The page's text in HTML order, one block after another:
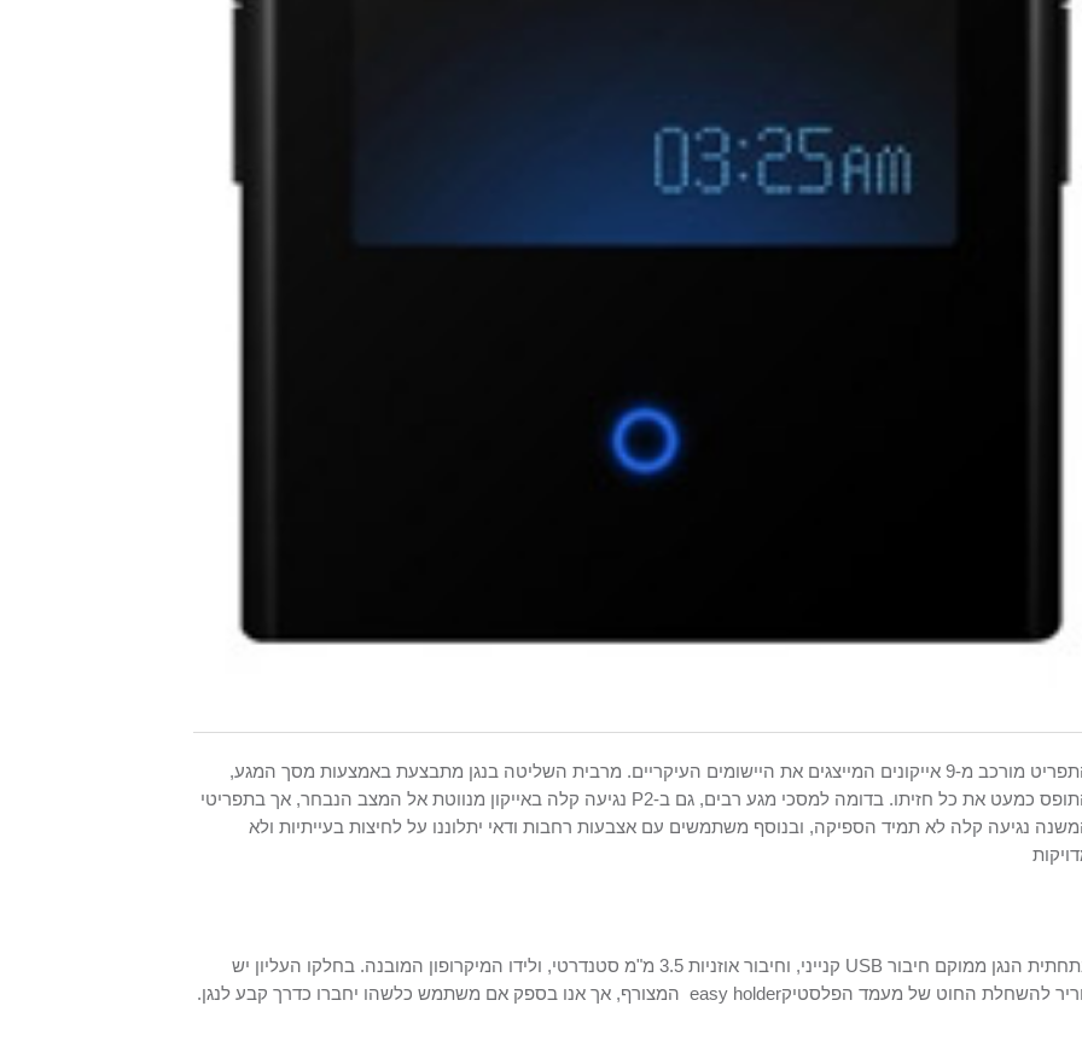
התפריט מורכב מ-9 אייקונים המייצגים את היישומים העיקריים. מרבית השליטה בנגן מתבצעת באמצעות מסך המגע,
כמעט את כל חזיתו. בדומה למסכי מגע רבים, גם ב-P2 נגיעה קלה באייקון מנווטת אל המצב הנבחר, אך בתפריטי
נגיעה קלה לא תמיד הספיקה, ובנוסף משתמשים עם אצבעות רחבות ודאי יתלוננו על לחיצות בעייתיות ולא
הנגן ממוקם חיבור USB קנייני, וחיבור אוזניות 3.5 מ"מ
סטנדרטי, ולידו המיקרופון המובנה. בחלקו העליון יש
להשחלת החוט של מעמד הפלסטיקeasy holder המצורף, אך אנו בספק אם משתמש כלשהו יחברו כדרך קבע לנגן.